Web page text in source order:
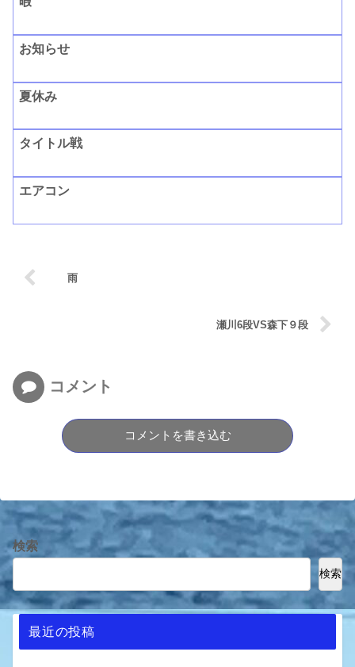
お知らせ
夏休み
タイトル戦
エアコン
雨
瀬川6段VS森下９段
コメント
コメントを書き込む
検索
検索
最近の投稿